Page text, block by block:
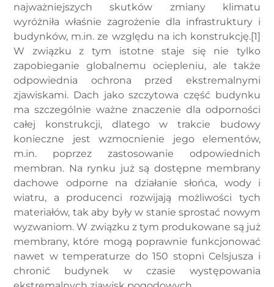
najważniejszych skutków zmiany klimatu
wyróżniła właśnie zagrożenie dla infrastruktury i
budynków, m.in. ze względu na ich konstrukcję.[1]
W związku z tym istotne staje się nie tylko
zapobieganie globalnemu ociepleniu, ale także
odpowiednia ochrona przed ekstremalnymi
zjawiskami. Dach jako szczytowa część budynku
ma szczególnie ważne znaczenie dla odporności
całej konstrukcji, dlatego w trakcie budowy
konieczne jest wzmocnienie jego elementów,
m.in. poprzez zastosowanie odpowiednich
membran. Na rynku już są dostępne membrany
dachowe odporne na działanie słońca, wody i
wiatru, a producenci rozwijają możliwości tych
materiałów, tak aby były w stanie sprostać nowym
wyzwaniom. W związku z tym produkowane są już
membrany, które mogą poprawnie funkcjonować
nawet w temperaturze do 150 stopni Celsjusza i
chronić budynek w czasie występowania